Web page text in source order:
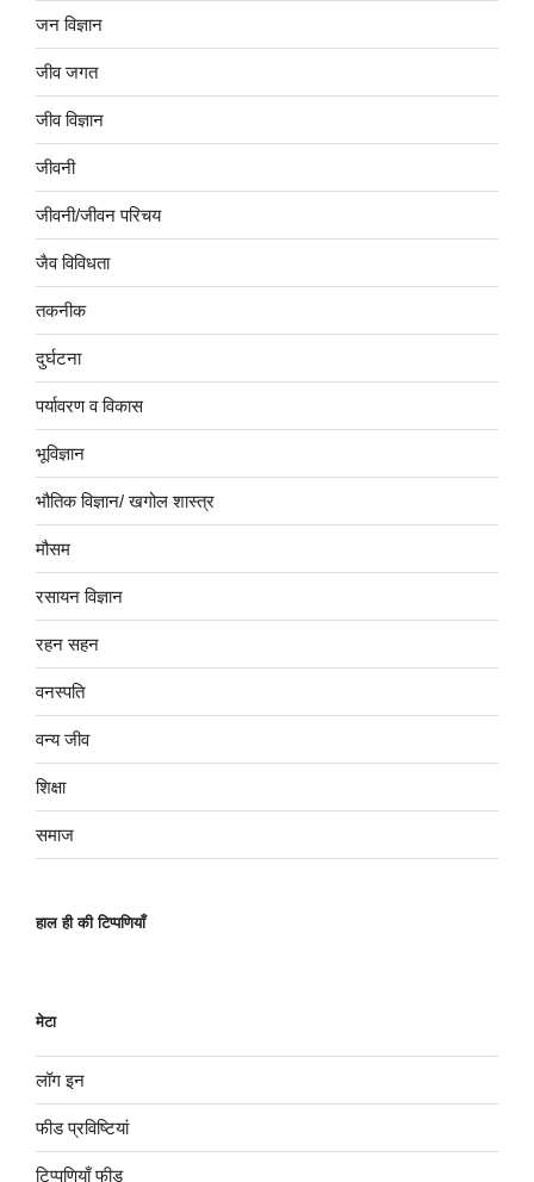
जन विज्ञान
जीव जगत
जीव विज्ञान
जीवनी
जीवनी/जीवन परिचय
जैव विविधता
तकनीक
दुर्घटना
पर्यावरण व विकास
भूविज्ञान
भौतिक विज्ञान/ खगोल शास्त्र
मौसम
रसायन विज्ञान
रहन सहन
वनस्पति
वन्य जीव
शिक्षा
समाज
हाल ही की टिप्पणियाँ
मेटा
लॉग इन
फीड प्रविष्टियां
टिप्पणियाँ फीड